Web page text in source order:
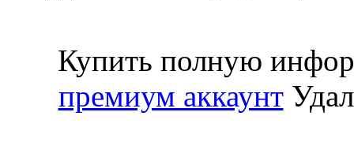
Купить полную
премиум аккаунт